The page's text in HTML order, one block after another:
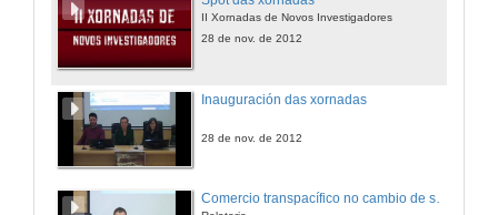
II Xornadas de Novos Investigadores
28 de nov. de 2012
Inauguración das xornadas
28 de nov. de 2012
Comercio transpacífico no cambio de século. O Galeón de Manila a comezos do século XIX